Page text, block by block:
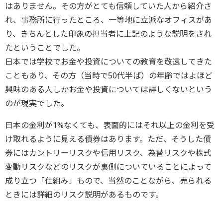
はありません。その方がとても信頼していた人から紹介さ
れ、事務所に行ったところ、一等地に立派なオフィスがあ
り、きちんとした印象の担当者に上記のような説明をされ
たということでした。
日本では学校でお金や投資についての教育を敬遠してきた
こともあり、その方（当時で50代半ば）の年齢ではよほど
興味のある人しかお金や投資については詳しくないという
のが現実でした。
日本の金利が1%なくても、表面的にはそれ以上の金利を受
け取れるように見える債券はあります。ただ、そうした債
券にはカントリーリスクや信用リスク、為替リスクや株式
変動リスクなどのリスクが裏側についていることによって
成り立つ「仕組み」もので、当然のことながら、売られる
ときには詳細のリスク説明があるものです。